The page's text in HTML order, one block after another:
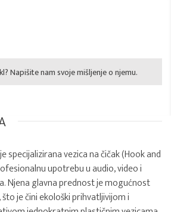
Napišite nam svoje mišljenje o njemu.
je specijalizirana vezica na čičak (Hook and
upotrebu u audio, video i
Njena glavna prednost je mogućnost
je čini ekološki prihvatljivijom i